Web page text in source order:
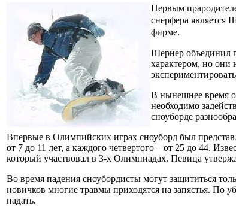
Первым
снерфера является
фирме.
Шернер объединил
характером, но они
В нынешнее время
необходимо
сноуборде
Впервые в Олимпийских играх сноуборд был
от 7 до 11 лет, а каждого четвертого – от 25 до 44.
который участвовал в 3-х Олимпиадах. Певица
Во время падения сноубордисты могут защититься
новичков многие травмы приходятся на запястья. По
падать.